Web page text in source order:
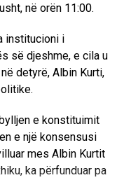
e inovacionit
Mjekësore
ligjërata,
zhvillimin
profesionale
fushën e
në orën 11:00.
institucioni i
së djeshme, e cila u
detyrë, Albin Kurti,
e konstituimit
e një konsensusi
mes Albin Kurtit
ka përfunduar pa